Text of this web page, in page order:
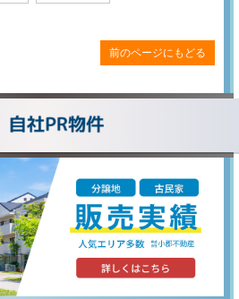
前のページにもどる